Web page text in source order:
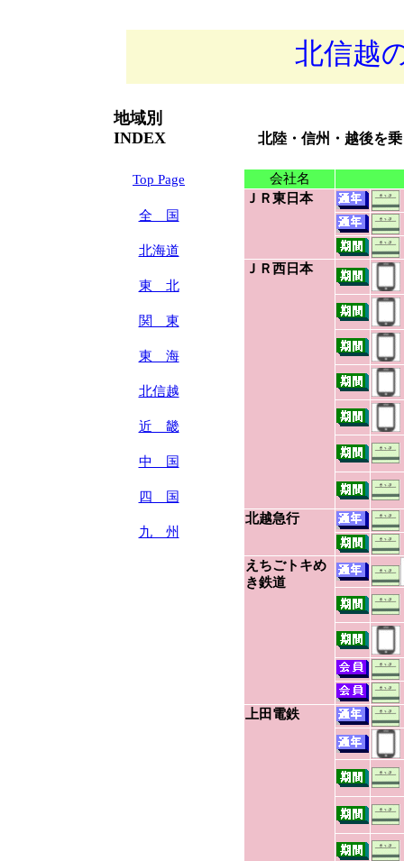
北信越
地域別
INDEX
Top Page
全 国
北海道
東 北
関 東
東 海
北信越
近 畿
中 国
四 国
九 州
北陸・信州・越後を乗
会社名
ＪＲ東日本
ＪＲ西日本
北越急行
えちごトキめ
き鉄道
上田電鉄